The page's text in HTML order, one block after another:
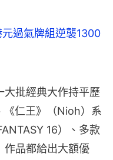
過氣牌組逆襲1300
大批經典大作持平歷
《仁王》（Nioh）系
16）、多款
作品都給出大額優